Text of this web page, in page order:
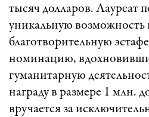
тысяч долларов. Лауреат
уникальную возможность
благотворительную
номинацию,
гуманитарную
награду в размере 1 млн.
вручается за